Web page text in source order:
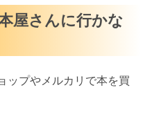
屋さんに行かな
ップやメルカリで本を買